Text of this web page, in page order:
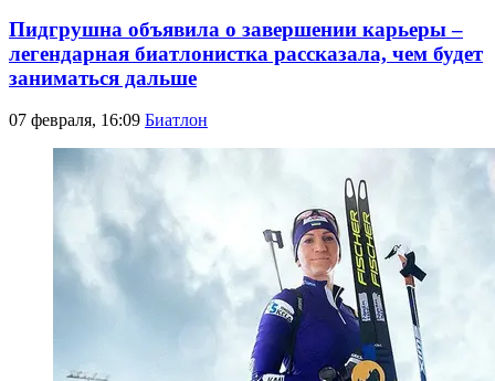
Пидгрушна объявила о завершении карьеры –
легендарная биатлонистка рассказала, чем будет
заниматься дальше
07 февраля, 16:09 Биатлон